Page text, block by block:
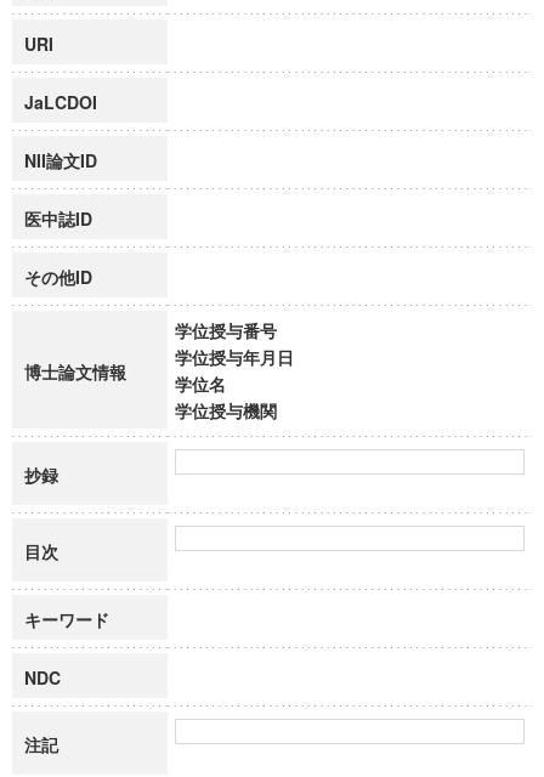
URI
JaLCDOI
NII論文ID
医中誌ID
その他ID
博士論文情報
学位授与番号
学位授与年月日
学位名
学位授与機関
抄録
目次
キーワード
NDC
注記